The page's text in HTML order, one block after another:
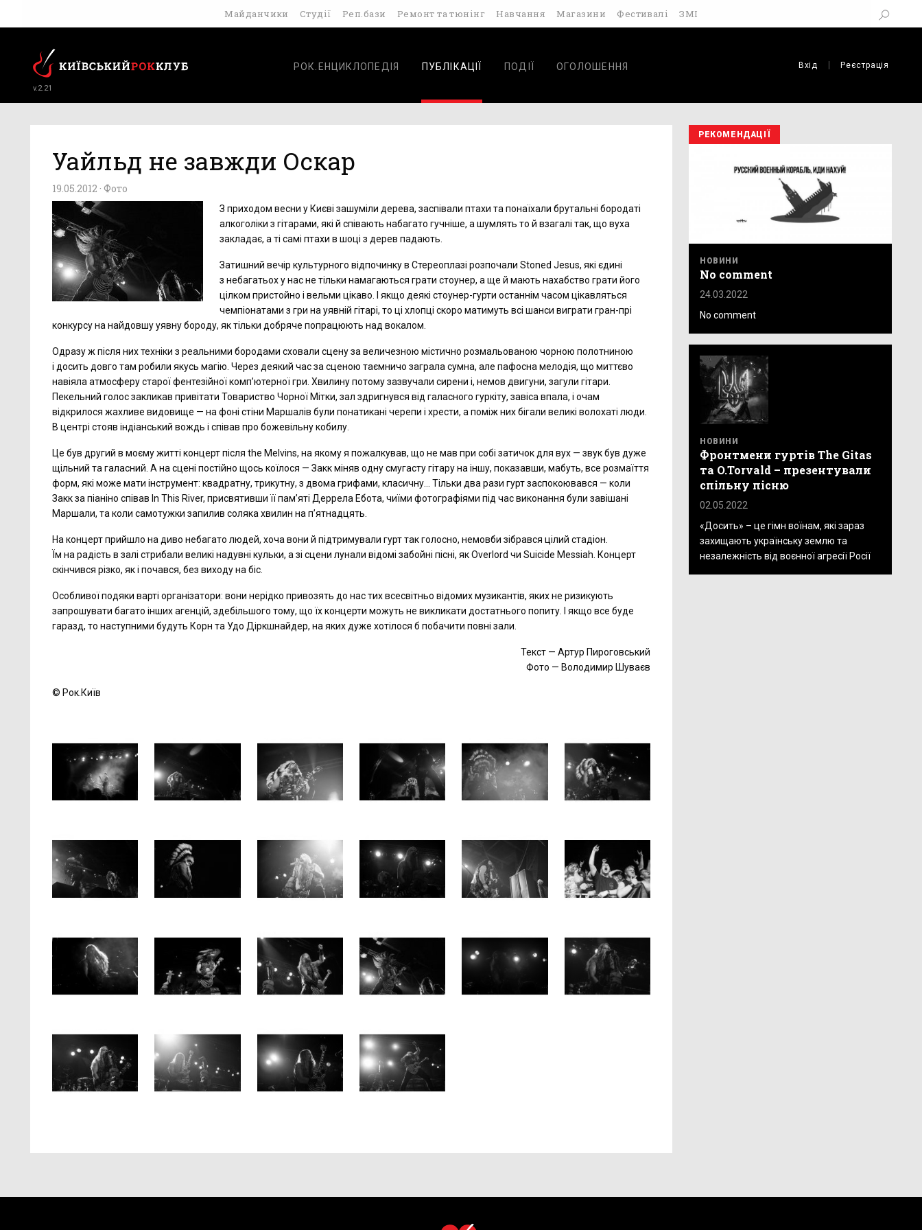
Майданчики Студії Реп.бази Ремонт та тюнінг Навчання Магазини Фестивалі ЗМІ
v.2.21
РОК.ЕНЦИКЛОПЕДІЯ ПУБЛІКАЦІЇ ПОДІЇ ОГОЛОШЕННЯ Вхід Реєстрація
Уайльд не завжди Оскар
19.05.2012 · Фото
З приходом весни у Києві зашуміли дерева, заспівали птахи та понаїхали брутальні бородаті
алкоголіки з гітарами, які й співають набагато гучніше, а шумлять то й взагалі так, що вуха
закладає, а ті самі птахи в шоці з дерев падають.
Затишний вечір культурного відпочинку в Стереоплазі розпочали Stoned Jesus, які єдині
з небагатьох у нас не тільки намагаються грати стоунер, а ще й мають нахабство грати його
цілком пристойно і вельми цікаво. І якщо деякі стоунер-гурти останнім часом цікавляться
чемпіонатами з гри на уявній гітарі, то ці хлопці скоро матимуть всі шанси виграти гран-прі
конкурсу на найдовшу уявну бороду, як тільки добряче попрацюють над вокалом.
Одразу ж після них техніки з реальними бородами сховали сцену за величезною містично розмальованою чорною полотниною
і досить довго там робили якусь магію. Через деякий час за сценою таємничо заграла сумна, але пафосна мелодія, що миттєво
навіяла атмосферу старої фентезійної комп’ютерної гри. Хвилину потому зазвучали сирени і, немов двигуни, загули гітари.
Пекельний голос закликав привітати Товариство Чорної Мітки, зал здригнувся від галасного гуркіту, завіса впала, і очам
відкрилося жахливе видовище — на фоні стіни Маршалів були понатикані черепи і хрести, а поміж них бігали великі волохаті люди.
В центрі стояв індіанський вождь і співав про божевільну кобилу.
Це був другий в моєму житті концерт після the Melvins, на якому я пожалкував, що не мав при собі затичок для вух — звук був дуже
щільний та галасний. А на сцені постійно щось коїлося — Закк міняв одну смугасту гітару на іншу, показавши, мабуть, все розмаїття
форм, які може мати інструмент: квадратну, трикутну, з двома грифами, класичну... Тільки два рази гурт заспокоювався — коли
Закк за піаніно співав In This River, присвятивши її пам’яті Деррела Ебота, чиїми фотографіями під час виконання були завішані
Маршали, та коли самотужки запилив соляка хвилин на п’ятнадцять.
На концерт прийшло на диво небагато людей, хоча вони й підтримували гурт так голосно, немовби зібрався цілий стадіон.
Їм на радість в залі стрибали великі надувні кульки, а зі сцени лунали відомі забойні пісні, як Overlord чи Suicide Messiah. Концерт
скінчився різко, як і почався, без виходу на біс.
Особливої подяки варті організатори: вони нерідко привозять до нас тих всесвітньо відомих музикантів, яких не ризикують
запрошувати багато інших агенцій, здебільшого тому, що їх концерти можуть не викликати достатнього попиту. І якщо все буде
гаразд, то наступними будуть Корн та Удо Діркшнайдер, на яких дуже хотілося б побачити повні зали.
Текст — Артур Пироговський
Фото — Володимир Шуваєв
© Рок.Київ
РЕКОМЕНДАЦІЇ
НОВИНИ
No comment
24.03.2022
No comment
НОВИНИ
Фронтмени гуртів The Gitas
та O.Torvald – презентували
спільну пісню
02.05.2022
«Досить» – це гімн воїнам, які зараз
захищають українську землю та
незалежність від воєнної агресії Росії